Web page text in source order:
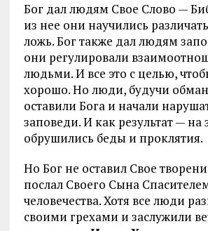
Бог дал людям Свое Слово —
из нее они научились
ложь. Бог также дал людям
они регулировали
людьми. И все это с целью,
хорошо. Но люди, будучи
оставили Бога и начали
заповеди. И как результат — на
обрушились беды и проклятия.
Но Бог не оставил Свое
послал Своего Сына
человечества. Хотя все люди
своими грехами и заслужили